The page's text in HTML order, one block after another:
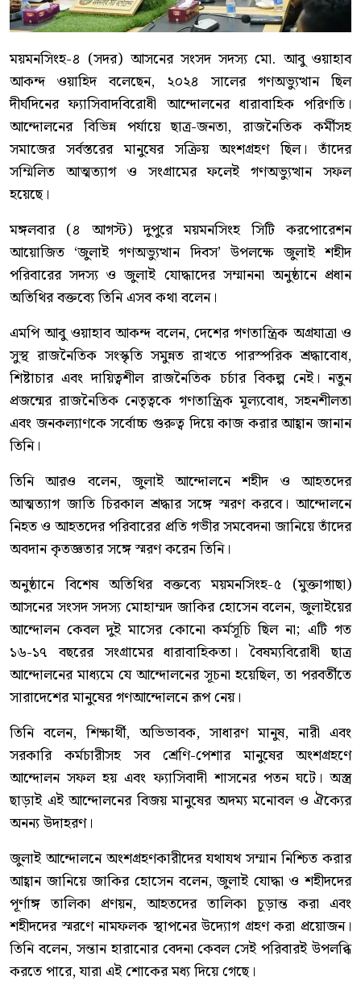
ময়মনসিংহ-৪ (সদর) আসনের সংসদ সদস্য মো. আবু ওয়াহাব
আকন্দ ওয়াহিদ বলেছেন, ২০২৪ সালের গণঅভ্যুত্থান ছিল
দীর্ঘদিনের ফ্যাসিবাদবিরোধী আন্দোলনের ধারাবাহিক পরিণতি।
আন্দোলনের বিভিন্ন পর্যায়ে ছাত্র-জনতা, রাজনৈতিক কর্মীসহ
সমাজের সর্বস্তরের মানুষের সক্রিয় অংশগ্রহণ ছিল। তাঁদের
সম্মিলিত আত্মত্যাগ ও সংগ্রামের ফলেই গণঅভ্যুত্থান সফল
হয়েছে।
মঙ্গলবার (৪ আগস্ট) দুপুরে ময়মনসিংহ সিটি করপোরেশন
আয়োজিত ‘জুলাই গণঅভ্যুত্থান দিবস’ উপলক্ষে জুলাই শহীদ
পরিবারের সদস্য ও জুলাই যোদ্ধাদের সম্মাননা অনুষ্ঠানে প্রধান
অতিথির বক্তব্যে তিনি এসব কথা বলেন।
এমপি আবু ওয়াহাব আকন্দ বলেন, দেশের গণতান্ত্রিক অগ্রযাত্রা ও
সুস্থ রাজনৈতিক সংস্কৃতি সমুন্নত রাখতে পারস্পরিক শ্রদ্ধাবোধ,
শিষ্টাচার এবং দায়িত্বশীল রাজনৈতিক চর্চার বিকল্প নেই। নতুন
প্রজন্মের রাজনৈতিক নেতৃত্বকে গণতান্ত্রিক মূল্যবোধ, সহনশীলতা
এবং জনকল্যাণকে সর্বোচ্চ গুরুত্ব দিয়ে কাজ করার আহ্বান জানান
তিনি।
তিনি আরও বলেন, জুলাই আন্দোলনে শহীদ ও আহতদের
আত্মত্যাগ জাতি চিরকাল শ্রদ্ধার সঙ্গে স্মরণ করবে। আন্দোলনে
নিহত ও আহতদের পরিবারের প্রতি গভীর সমবেদনা জানিয়ে তাঁদের
অবদান কৃতজ্ঞতার সঙ্গে স্মরণ করেন তিনি।
অনুষ্ঠানে বিশেষ অতিথির বক্তব্যে ময়মনসিংহ-৫ (মুক্তাগাছা)
আসনের সংসদ সদস্য মোহাম্মদ জাকির হোসেন বলেন, জুলাইয়ের
আন্দোলন কেবল দুই মাসের কোনো কর্মসূচি ছিল না; এটি গত
১৬-১৭ বছরের সংগ্রামের ধারাবাহিকতা। বৈষম্যবিরোধী ছাত্র
আন্দোলনের মাধ্যমে যে আন্দোলনের সূচনা হয়েছিল, তা পরবর্তীতে
সারাদেশের মানুষের গণআন্দোলনে রূপ নেয়।
তিনি বলেন, শিক্ষার্থী, অভিভাবক, সাধারণ মানুষ, নারী এবং
সরকারি কর্মচারীসহ সব শ্রেণি-পেশার মানুষের অংশগ্রহণে
আন্দোলন সফল হয় এবং ফ্যাসিবাদী শাসনের পতন ঘটে। অস্ত্র
ছাড়াই এই আন্দোলনের বিজয় মানুষের অদম্য মনোবল ও ঐক্যের
অনন্য উদাহরণ।
জুলাই আন্দোলনে অংশগ্রহণকারীদের যথাযথ সম্মান নিশ্চিত করার
আহ্বান জানিয়ে জাকির হোসেন বলেন, জুলাই যোদ্ধা ও শহীদদের
পূর্ণাঙ্গ তালিকা প্রণয়ন, আহতদের তালিকা চূড়ান্ত করা এবং
শহীদদের স্মরণে নামফলক স্থাপনের উদ্যোগ গ্রহণ করা প্রয়োজন।
তিনি বলেন, সন্তান হারানোর বেদনা কেবল সেই পরিবারই উপলব্ধি
করতে পারে, যারা এই শোকের মধ্য দিয়ে গেছে।